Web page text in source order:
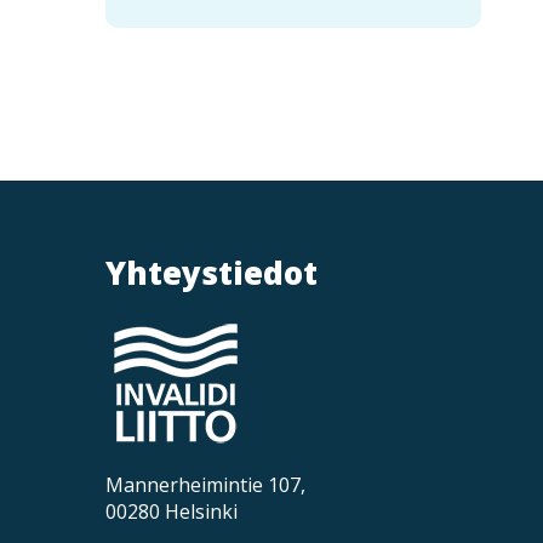
i
v
u
t
u
Yhteystiedot
Mannerheimintie 107,
00280 Helsinki